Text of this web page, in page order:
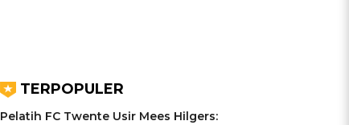
TERPOPULER
Pelatih FC Twente Usir Mees Hilgers: